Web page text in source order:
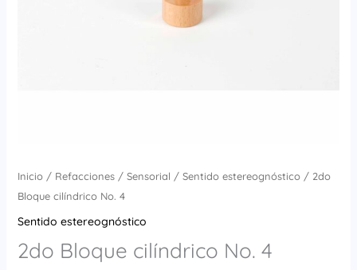
Inicio/ Refacciones/ Sensorial / Sentido estereognóstico/ 2do
Bloque cilíndrico No. 4
Sentido estereognóstico
2do Bloque cilíndrico No. 4